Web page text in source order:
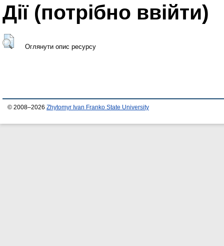
Дії ​​(потрібно ввійти)
Оглянути опис ресурсу
© 2008–2026 Zhytomyr Ivan Franko State University